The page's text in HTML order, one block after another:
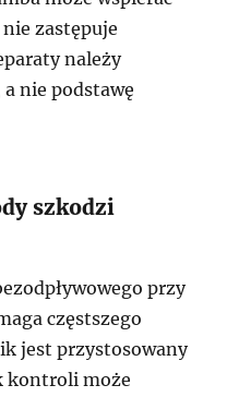
zastępuje
należy
nie podstawę
szkodzi
przy
częstszego
jest przystosowany
kontroli może